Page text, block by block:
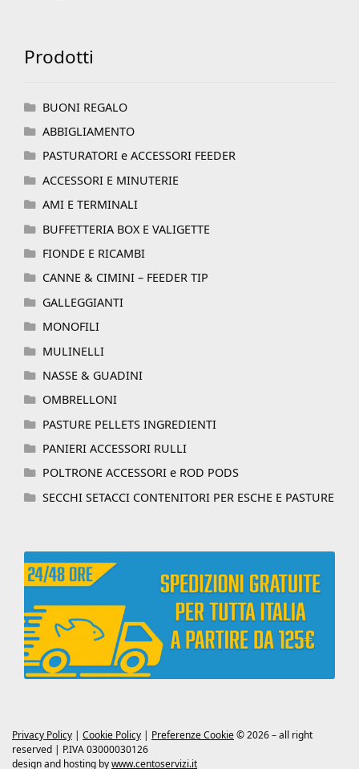
Prodotti
BUONI REGALO
ABBIGLIAMENTO
PASTURATORI e ACCESSORI FEEDER
ACCESSORI E MINUTERIE
AMI E TERMINALI
BUFFETTERIA BOX E VALIGETTE
FIONDE E RICAMBI
CANNE & CIMINI – FEEDER TIP
GALLEGGIANTI
MONOFILI
MULINELLI
NASSE & GUADINI
OMBRELLONI
PASTURE PELLETS INGREDIENTI
PANIERI ACCESSORI RULLI
POLTRONE ACCESSORI e ROD PODS
SECCHI SETACCI CONTENITORI PER ESCHE E PASTURE
Privacy Policy | Cookie Policy | Preferenze Cookie© 2026 – all right
reserved | P.IVA 03000030126
design and hosting bywww.centoservizi.it